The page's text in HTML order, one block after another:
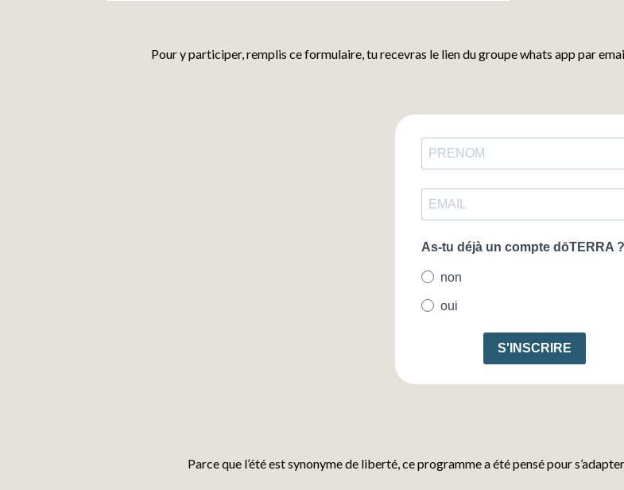
Pour y participer, remplis ce formulaire, tu recevras le lien du groupe whats app par
As-tu déjà un compte dōTERRA ?
non
oui
S'INSCRIRE
Parce que l’été est synonyme de liberté, ce programme a été pensé pour